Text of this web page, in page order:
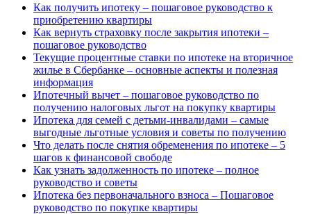
Как получить ипотеку – пошаговое руководство к
приобретению квартиры
Как вернуть страховку после закрытия ипотеки –
пошаговое руководство
Текущие процентные ставки по ипотеке на вторичное
жилье в Сбербанке – основные аспекты и полезная
информация
Ипотечный вычет – пошаговое руководство по
получению налоговых льгот на покупку квартиры
Ипотека для семей с детьми-инвалидами – самые
выгодные льготные условия и советы по получению
Что делать после снятия обременения по ипотеке – 5
шагов к финансовой свободе
Как узнать задолженность по ипотеке – полное
руководство и советы
Ипотека без первоначального взноса – Пошаговое
руководство по покупке квартиры